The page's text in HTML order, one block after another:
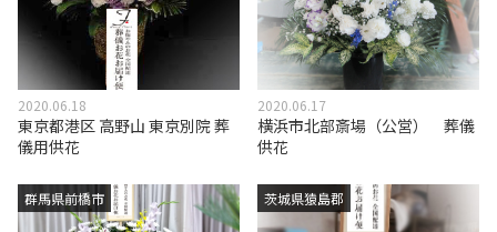
2020.06.18
東京都港区 高野山 東京別院 葬
儀用供花
2020.06.17
横浜市北部斎場（公営） 葬儀
供花
群馬県前橋市 茨城県猿島郡